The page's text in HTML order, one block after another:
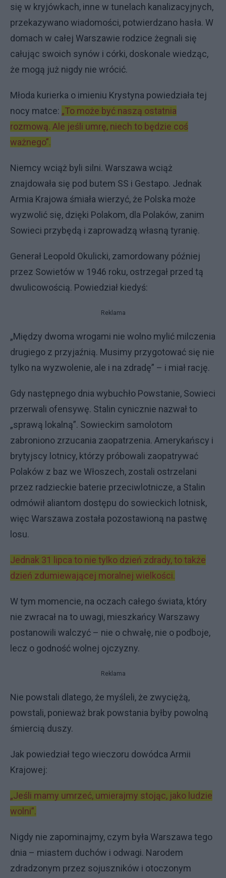
się w kryjówkach, inne w tunelach kanalizacyjnych,
przekazywano wiadomości, potwierdzano hasła. W
domach w całej Warszawie rodzice żegnali się
całując swoich synów i córki, doskonale wiedząc,
że mogą już nigdy nie wrócić.
Młoda kurierka o imieniu Krystyna powiedziała tej
nocy matce: „To może być naszą ostatnia
rozmową. Ale jeśli umrę, niech to będzie coś
ważnego”.
Niemcy wciąż byli silni. Warszawa wciąż
znajdowała się pod butem SS i Gestapo. Jednak
Armia Krajowa śmiała wierzyć, że Polska może
wyzwolić się, dzięki Polakom, dla Polaków, zanim
Sowieci przybędą i zaprowadzą własną tyranię.
Generał Leopold Okulicki, zamordowany później
przez Sowietów w 1946 roku, ostrzegał przed tą
dwulicowością. Powiedział kiedyś:
Reklama
„Między dwoma wrogami nie wolno mylić milczenia
drugiego z przyjaźnią. Musimy przygotować się nie
tylko na wyzwolenie, ale i na zdradę” – i miał rację.
Gdy następnego dnia wybuchło Powstanie, Sowieci
przerwali ofensywę. Stalin cynicznie nazwał to
„sprawą lokalną”. Sowieckim samolotom
zabroniono zrzucania zaopatrzenia. Amerykańscy i
brytyjscy lotnicy, którzy próbowali zaopatrywać
Polaków z baz we Włoszech, zostali ostrzelani
przez radzieckie baterie przeciwlotnicze, a Stalin
odmówił aliantom dostępu do sowieckich lotnisk,
więc Warszawa została pozostawioną na pastwę
losu.
Jednak 31 lipca to nie tylko dzień zdrady, to także
dzień zdumiewającej moralnej wielkości.
W tym momencie, na oczach całego świata, który
nie zwracał na to uwagi, mieszkańcy Warszawy
postanowili walczyć – nie o chwałę, nie o podboje,
lecz o godność wolnej ojczyzny.
Reklama
Nie powstali dlatego, że myśleli, że zwyciężą,
powstali, ponieważ brak powstania byłby powolną
śmiercią duszy.
Jak powiedział tego wieczoru dowódca Armii
Krajowej:
„Jeśli mamy umrzeć, umierajmy stojąc, jako ludzie
wolni”.
Nigdy nie zapominajmy, czym była Warszawa tego
dnia – miastem duchów i odwagi. Narodem
zdradzonym przez sojuszników i otoczonym